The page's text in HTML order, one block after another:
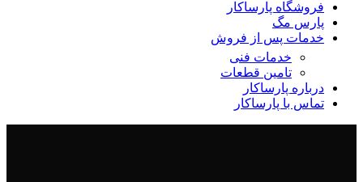
فروشگاه پارساکار
پارس مگ
خدمات پس از فروش
خدمات فنی
تامین قطعات
درباره پارساکار
تماس با پارساکار